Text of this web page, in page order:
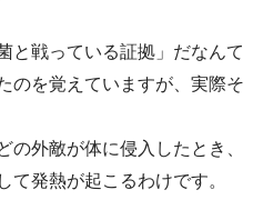
と戦っている証拠」だなんて
のを覚えていますが、実際そ
の外敵が体に侵入したとき、
て発熱が起こるわけです。